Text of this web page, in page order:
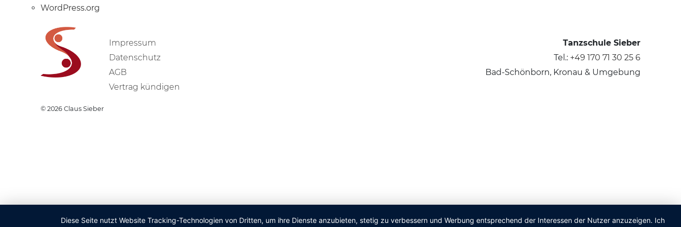
WordPress.org
Impressum
Datenschutz
AGB
Vertrag kündigen
Tanzschule Sieber
Tel.: +49 170 71 30 25 6
Bad-Schönborn, Kronau & Umgebung
© 2026 Claus Sieber
Diese Seite nutzt Website Tracking-Technologien von Dritten, um ihre Dienste anzubieten, stetig zu verbessern und Werbung entsprechend der Interessen der Nutzer anzuzeigen. Ich